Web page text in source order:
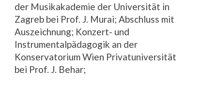
der Musikakademie der Universität in
Zagreb bei Prof. J. Murai; Abschluss mit
Auszeichnung; Konzert- und
Instrumentalpädagogik an der
Konservatorium Wien Privatuniversität
bei Prof. J. Behar;